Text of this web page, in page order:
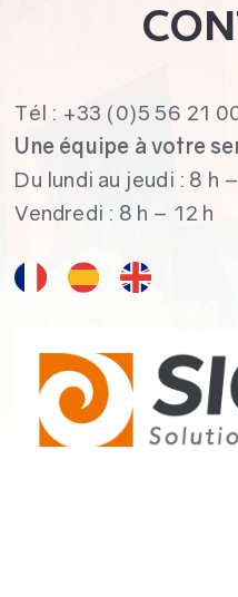
Tél : +33 (0)5 56 21
Une équipe à votre
Du lundi au jeudi : 8 h
Vendredi : 8 h – 12 h